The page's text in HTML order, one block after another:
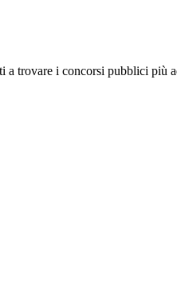
trovare i concorsi pubblici più